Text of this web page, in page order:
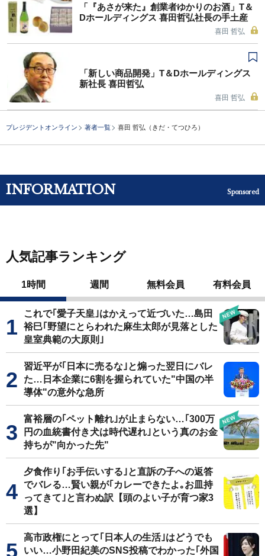
「『あさが来た』創業者ゆかりのお酒」T＆
Dホールディングス 喜田哲弘社長の手土産
喜田 哲弘
「新しい商品開発」T＆Dホールディングス
新社長 喜田哲弘
喜田 哲弘
プレジデントオンライン 著者一覧 喜田 哲弘（きだ・てつひろ）
INFORMATION Sponsored
人気記事ランキング
1時間 週間 無料会員 有料会員
これで｢愛子天皇｣はかえって近づいた…島田
裕巳｢野望にとらわれた麻生太郎が見落とした
皇室典範の大原則｣
習近平が｢日本に売るな｣と煽った翌日にバレ
た…日本企業に6割を握られていた"中国の半
導体"の意外な急所
富裕層の｢ペット離れ｣が止まらない…｢300万
円の血統書付き犬は時代遅れ｣という真のお金
持ちが"向かった先"
夕食作り｢お手伝いする｣と直訴の子への返答
でバレる…賢い親が｢カレーできたよ｡お皿持
ってきて｣と言わぬ訳【頭のよい子が育つ家3
選】
高市政権にとって｢日本人の生活｣はどうでも
いい…小野田紀美のSNS投稿でわかった｢外国